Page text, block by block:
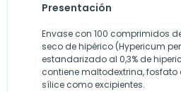
Presentación
Envase con 100 comprimidos
seco de hipérico (Hypericum
estandarizado al 0,3% de
contiene maltodextrina,
sílice como excipientes.